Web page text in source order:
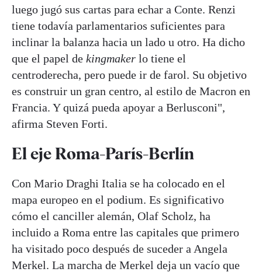
luego jugó sus cartas para echar a Conte. Renzi
tiene todavía parlamentarios suficientes para
inclinar la balanza hacia un lado u otro. Ha dicho
que el papel de kingmaker lo tiene el
centroderecha, pero puede ir de farol. Su objetivo
es construir un gran centro, al estilo de Macron en
Francia. Y quizá pueda apoyar a Berlusconi",
afirma Steven Forti.
El eje Roma-París-Berlín
Con Mario Draghi Italia se ha colocado en el
mapa europeo en el podium. Es significativo
cómo el canciller alemán, Olaf Scholz, ha
incluido a Roma entre las capitales que primero
ha visitado poco después de suceder a Angela
Merkel. La marcha de Merkel deja un vacío que